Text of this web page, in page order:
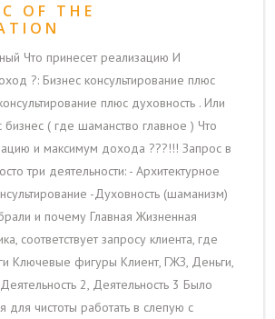
OF THE
Что принесет реализацию И
?: Бизнес консультирование плюс
плюс духовность . Или
бизнес ( где шаманство главное ) Что
и максимум дохода ???!!! Запрос в
три деятельности: - Архитектурное
-Духовность (шаманизм)
и почему Главная Жизненная
соответствует запросу клиента, где
Ключевые фигуры Клиент, ГЖЗ, Деньги,
2, Деятельность 3 Было
для чистоты работать в слепую с